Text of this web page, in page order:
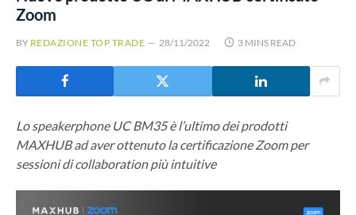
Zoom
BY REDAZIONE TOP TRADE 28/11/2022 3 MINS READ
Lo speakerphone UC BM35 è l’ultimo dei prodotti
MAXHUB ad aver ottenuto la certificazione Zoom per
sessioni di collaboration più intuitive